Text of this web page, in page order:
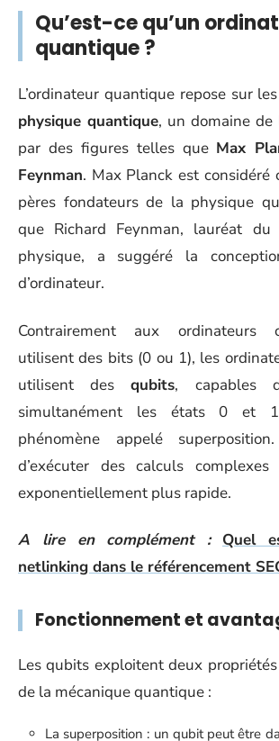
Qu’est-ce qu’un
quantique ?
L’ordinateur quantique repose sur
physique quantique, un domaine
par des figures telles que Max
Feynman. Max Planck est considéré
pères fondateurs de la physique
que Richard Feynman, lauréat
physique, a suggéré la
d’ordinateur.
Contrairement aux ordinateurs
utilisent des bits (0 ou 1), les
utilisent desqubits, capables
simultanément les états 0 et
phénomène appelé
d’exécuter des calculs
exponentiellement plus rapide.
A lire en complément :
Quel
netlinking dans le référencement
Fonctionnement et
Les qubits exploitent deux
de la mécanique quantique :
La superposition : un qubit peut être